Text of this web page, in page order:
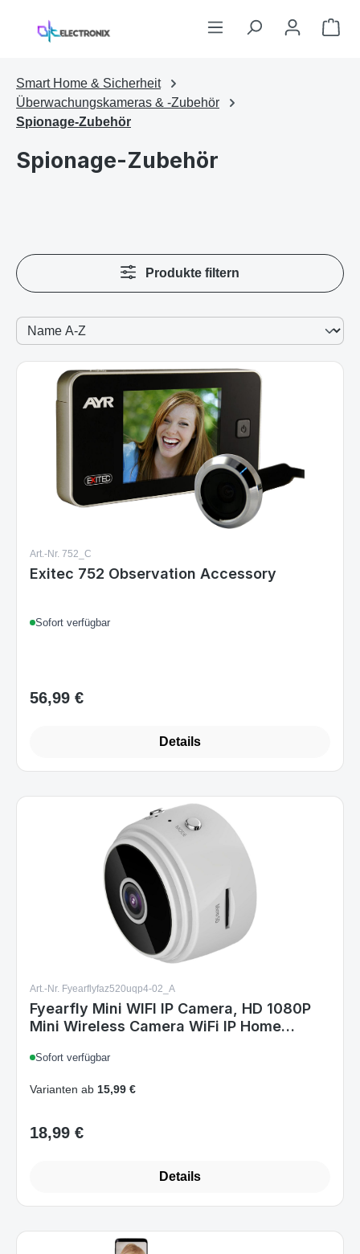
Zum Hauptinhalt springen
Smart Home & Sicherheit
Überwachungskameras & -Zubehör
Spionage-Zubehör
Spionage-Zubehör
Produkte filtern
Art.-Nr. 752_C
Exitec 752 Observation Accessory
Sofort verfügbar
Regulärer Preis:
56,99 €
Details
Art.-Nr. Fyearflyfaz520uqp4-02_A
Fyearfly Mini WIFI IP Camera, HD 1080P
Mini Wireless Camera WiFi IP Home
Cam for Indoor Outdoor(white)
Sofort verfügbar
Varianten ab 15,99 €
Regulärer Preis:
18,99 €
Details